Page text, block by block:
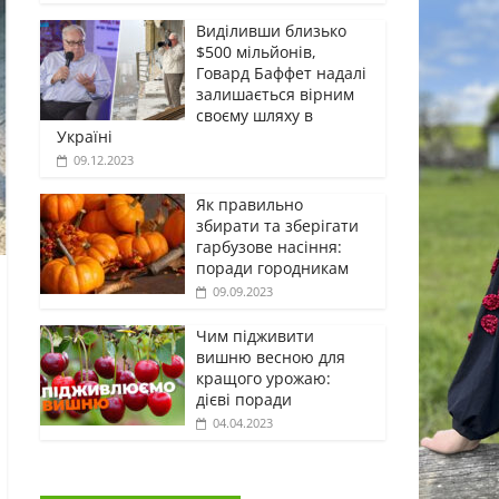
Виділивши близько
$500 мільйонів,
Говард Баффет надалі
залишається вірним
своєму шляху в
Україні
09.12.2023
Як правильно
збирати та зберігати
гарбузове насіння:
поради городникам
09.09.2023
Чим підживити
вишню весною для
кращого урожаю:
дієві поради
04.04.2023